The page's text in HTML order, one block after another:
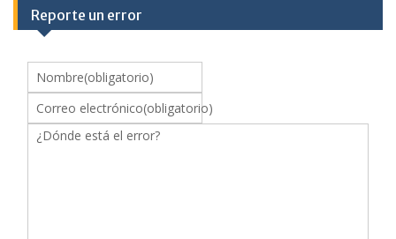
Reporte un error
Nombre(obligatorio)
Correo electrónico(obligatorio)
¿Dónde está el error?